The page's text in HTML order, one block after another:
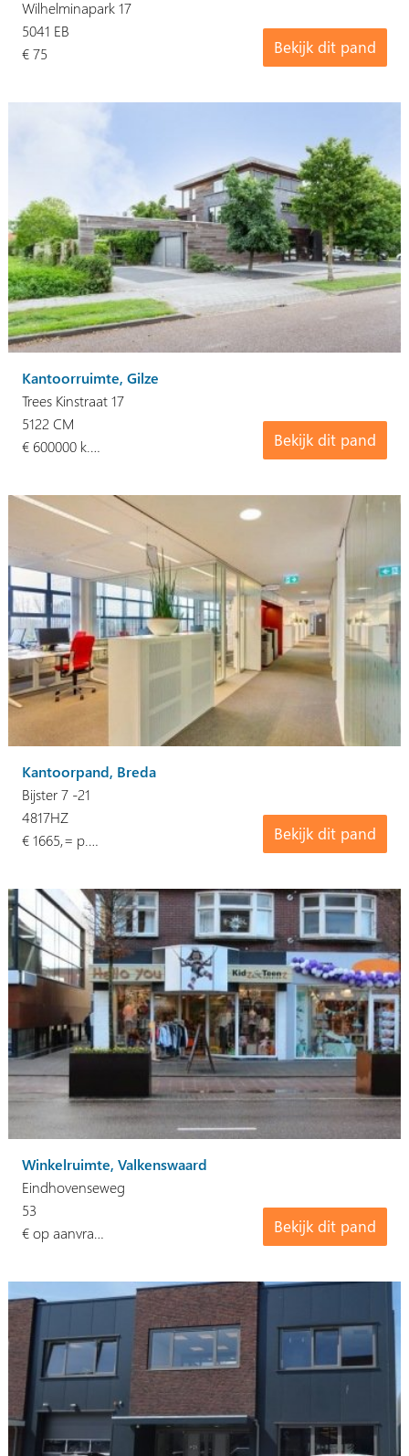
Wilhelminapark 17
Bekijk dit pand
5041 EB
€ 75
Kantoorruimte, Gilze
Trees Kinstraat 17
Bekijk dit pand
5122 CM
€ 600000 k.…
Kantoorpand, Breda
Bijster 7 -21
Bekijk dit pand
4817HZ
€ 1665,= p.…
Winkelruimte, Valkenswaard
Eindhovenseweg
Bekijk dit pand
53
€ op aanvra…